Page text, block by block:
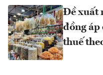
Đề xuất
đồng áp
thuế